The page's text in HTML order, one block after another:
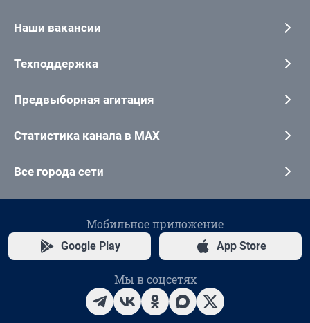
Наши вакансии
Техподдержка
Предвыборная агитация
Статистика канала в MAX
Все города сети
Мобильное приложение
Google Play App Store
Мы в соцсетях